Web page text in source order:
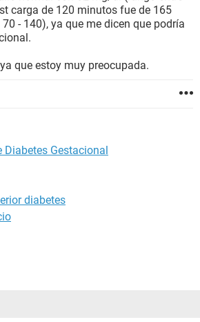
carga de 120 minutos fue de 165
- 140), ya que me dicen que podría
que estoy muy preocupada.
Diabetes Gestacional
diabetes